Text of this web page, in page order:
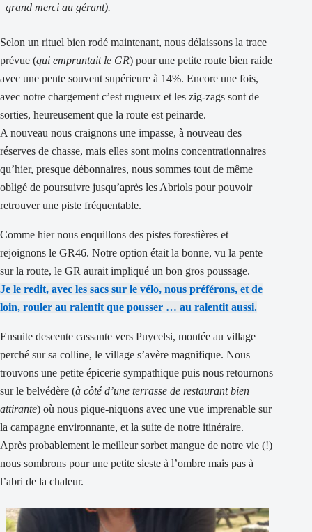
grand merci au gérant).
Selon un rituel bien rodé maintenant, nous délaissons la trace
prévue (qui empruntait le GR) pour une petite route bien raide
avec une pente souvent supérieure à 14%. Encore une fois,
avec notre chargement c’est rugueux et les zig-zags sont de
sorties, heureusement que la route est peinarde.
A nouveau nous craignons une impasse, à nouveau des
réserves de chasse, mais elles sont moins concentrationnaires
qu’hier, presque débonnaires, nous sommes tout de même
obligé de poursuivre jusqu’après les Abriols pour pouvoir
retrouver une piste fréquentable.
Comme hier nous enquillons des pistes forestières et
rejoignons le GR46. Notre option était la bonne, vu la pente
sur la route, le GR aurait impliqué un bon gros poussage.
Je le redit, avec les sacs sur le vélo, nous préférons, et de
loin, rouler au ralentit que pousser … au ralentit aussi.
Ensuite descente cassante vers Puycelsi, montée au village
perché sur sa colline, le village s’avère magnifique. Nous
trouvons une petite épicerie sympathique puis nous retournons
sur le belvédère (à côté d’une terrasse de restaurant bien
attirante) où nous pique-niquons avec une vue imprenable sur
la campagne environnante, et la suite de notre itinéraire.
Après probablement le meilleur sorbet mangue de notre vie (!)
nous sombrons pour une petite sieste à l’ombre mais pas à
l’abri de la chaleur.